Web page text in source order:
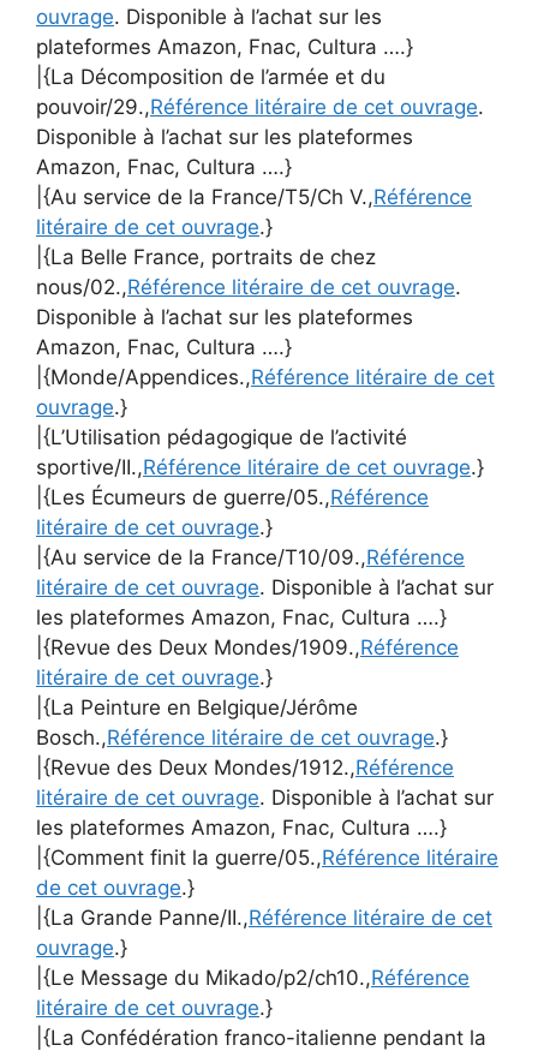
ouvrage. Disponible à l’achat sur les
plateformes Amazon, Fnac, Cultura ….}
|{La Décomposition de l’armée et du
pouvoir/29.,Référence litéraire de cet ouvrage.
Disponible à l’achat sur les plateformes
Amazon, Fnac, Cultura ….}
|{Au service de la France/T5/Ch V.,Référence
litéraire de cet ouvrage.}
|{La Belle France, portraits de chez
nous/02.,Référence litéraire de cet ouvrage.
Disponible à l’achat sur les plateformes
Amazon, Fnac, Cultura ….}
|{Monde/Appendices.,Référence litéraire de cet
ouvrage.}
|{L’Utilisation pédagogique de l’activité
sportive/II.,Référence litéraire de cet ouvrage.}
|{Les Écumeurs de guerre/05.,Référence
litéraire de cet ouvrage.}
|{Au service de la France/T10/09.,Référence
litéraire de cet ouvrage. Disponible à l’achat sur
les plateformes Amazon, Fnac, Cultura ….}
|{Revue des Deux Mondes/1909.,Référence
litéraire de cet ouvrage.}
|{La Peinture en Belgique/Jérôme
Bosch.,Référence litéraire de cet ouvrage.}
|{Revue des Deux Mondes/1912.,Référence
litéraire de cet ouvrage. Disponible à l’achat sur
les plateformes Amazon, Fnac, Cultura ….}
|{Comment finit la guerre/05.,Référence litéraire
de cet ouvrage.}
|{La Grande Panne/II.,Référence litéraire de cet
ouvrage.}
|{Le Message du Mikado/p2/ch10.,Référence
litéraire de cet ouvrage.}
|{La Confédération franco-italienne pendant la